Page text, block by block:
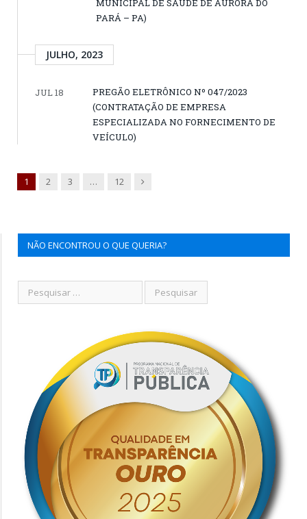
MUNICIPAL DE SAÚDE DE AURORA DO
PARÁ – PA)
JULHO, 2023
JUL 18
PREGÃO ELETRÔNICO Nº 047/2023
(CONTRATAÇÃO DE EMPRESA
ESPECIALIZADA NO FORNECIMENTO DE
VEÍCULO)
1 2 3 … 12 Next
NÃO ENCONTROU O QUE QUERIA?